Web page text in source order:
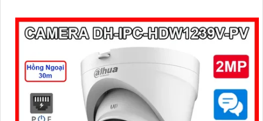
và đếm người giúp nâng cao hiệu quả quản lý và an ninh cho
mọi không gian trong nhà